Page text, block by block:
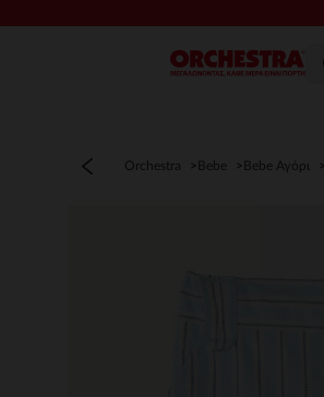
Μενού
Orchestra Bebe Bebe Αγόρι